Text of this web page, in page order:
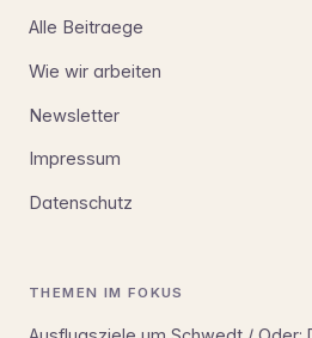
Alle Beitraege
Wie wir arbeiten
Newsletter
Impressum
Datenschutz
THEMEN IM FOKUS